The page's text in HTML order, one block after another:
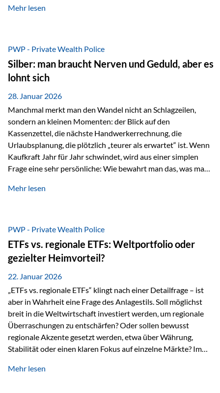
starken Anstiegen. Diese verändern jedoch nicht die
von geopolitischen Spannungen, einer stark ausgeweiteten
Geldmenge sowie strukturellen Verschiebungen an den
Kapitalmärkten geprägt ist, bleibt Gold ein bewährter Anker.
Nicht, weil…
Mehr lesen
PWP - Private Wealth Police
Silber: man braucht Nerven und Geduld, aber es
lohnt sich
28. Januar 2026
Manchmal merkt man den Wandel nicht an Schlagzeilen,
sondern an kleinen Momenten: der Blick auf den
Kassenzettel, die nächste Handwerkerrechnung, die
Urlaubsplanung, die plötzlich „teurer als erwartet“ ist. Wenn
Kaufkraft Jahr für Jahr schwindet, wird aus einer simplen
Frage eine sehr persönliche: Wie bewahrt man das, was man
Sachwerten mit einer Investition in Sachwerte zu
gerade dann, wenn Märkte nervös werden,…
Mehr lesen
PWP - Private Wealth Police
ETFs vs. regionale ETFs: Weltportfolio oder
gezielter Heimvorteil?
22. Januar 2026
„ETFs vs. regionale ETFs“ klingt nach einer Detailfrage – ist
aber in Wahrheit eine Frage des Anlagestils. Soll möglichst
breit in die Weltwirtschaft investiert werden, um regionale
Überraschungen zu entschärfen? Oder sollen bewusst
regionale Akzente gesetzt werden, etwa über Währung,
Stabilität oder einen klaren Fokus auf einzelne Märkte? Im
Wealth Police der Vienna-Life lassen sich beide Ansätze
Mehr lesen